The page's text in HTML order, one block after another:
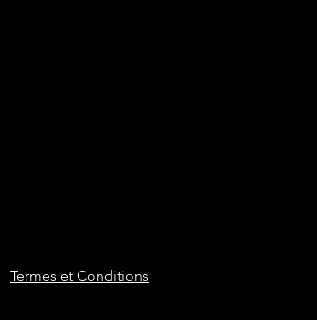
Termes et Conditions